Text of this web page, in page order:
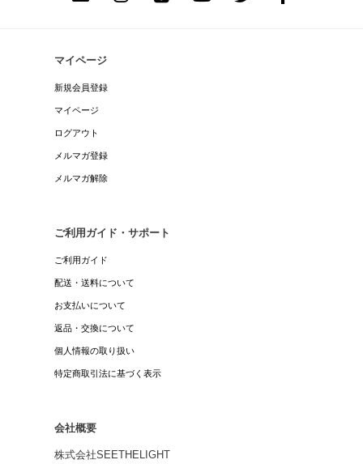
マイページ
新規会員登録
マイページ
ログアウト
メルマガ登録
メルマガ解除
ご利用ガイド・サポート
ご利用ガイド
配送・送料について
お支払いについて
返品・交換について
個人情報の取り扱い
特定商取引法に基づく表示
会社概要
株式会社SEETHELIGHT